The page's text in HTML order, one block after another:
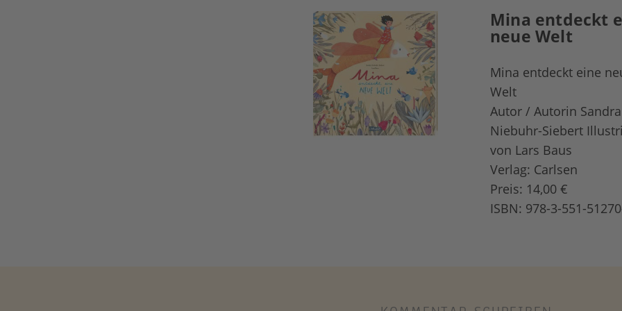
Mina entdeckt
neue Welt
Mina entdeckt eine
Welt
Autor / Autorin Sandra
Niebuhr-Siebert
von Lars Baus
Verlag: Carlsen
Preis: 14,00 €
ISBN: 978-3-551-